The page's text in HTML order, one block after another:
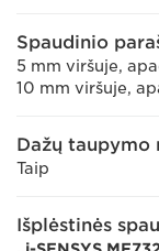
Spaudinio
5 mm viršuje,
10 mm viršuje,
Dažų taupymo
Taip
Išplėstinės